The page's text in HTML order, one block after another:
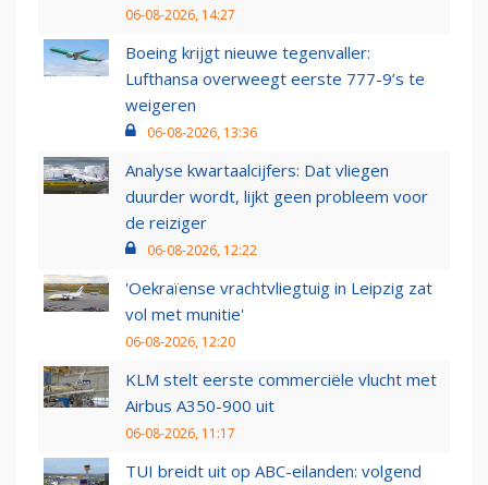
06-08-2026, 14:27
Boeing krijgt nieuwe tegenvaller:
Lufthansa overweegt eerste 777-9’s te
weigeren
06-08-2026, 13:36
Analyse kwartaalcijfers: Dat vliegen
duurder wordt, lijkt geen probleem voor
de reiziger
06-08-2026, 12:22
'Oekraïense vrachtvliegtuig in Leipzig zat
vol met munitie'
06-08-2026, 12:20
KLM stelt eerste commerciële vlucht met
Airbus A350-900 uit
06-08-2026, 11:17
TUI breidt uit op ABC-eilanden: volgend